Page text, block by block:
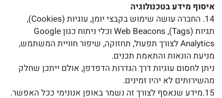
איסוף מידע בטכנולוגיה
14. החברה עושה שימוש בקבצי יומן, עוגיות (Cookies),
תגיות (Tags), Web Beacons וכלי ניתוח כגון Google
Analytics לצורך תפעול, תחזוקה, שיפור חוויית המשתמש,
מניעת הונאות והתאמת תכנים.
ניתן לחסום עוגיות דרך הגדרות הדפדפן, אולם ייתכן שחלק
מהשירותים לא יהיו זמינים.
15.מידע שנאסף לצורך זה נשמר באופן אנונימי ככל האפשר.